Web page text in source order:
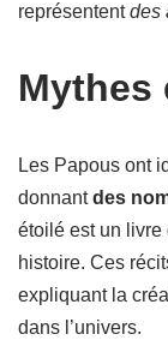
représententdes
Mythes
Les Papous ont
donnantdes
étoilé est un livre
histoire. Ces
expliquant la
dans l’univers.